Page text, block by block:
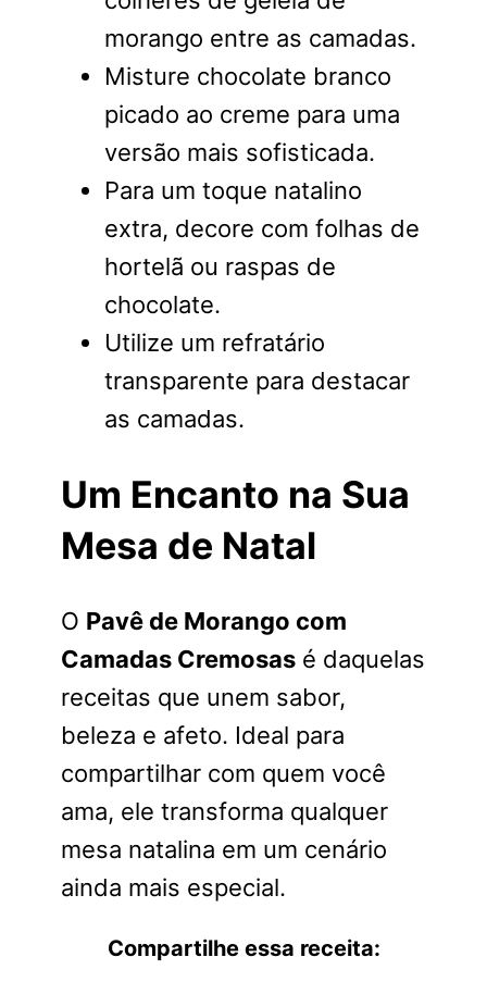
morango entre as camadas.
Misture chocolate branco
picado ao creme para uma
versão mais sofisticada.
Para um toque natalino
extra, decore com folhas de
hortelã ou raspas de
chocolate.
Utilize um refratário
transparente para destacar
as camadas.
Um Encanto na Sua
Mesa de Natal
O Pavê de Morango com
Camadas Cremosas é daquelas
receitas que unem sabor,
beleza e afeto. Ideal para
compartilhar com quem você
ama, ele transforma qualquer
mesa natalina em um cenário
ainda mais especial.
Compartilhe essa receita: